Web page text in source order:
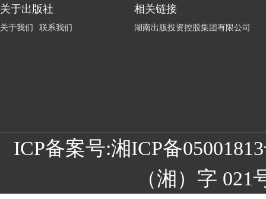
关于出版社
关于我们 联系我们
相关链接
湖南出版投资控股集团有限公司
ICP备案号:湘ICP备
（湘）字 021